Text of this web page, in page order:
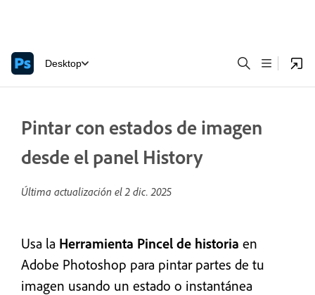
Desktop
Pintar con estados de imagen
desde el panel History
Última actualización el2 dic. 2025
Usa la Herramienta Pincel de historia en
Adobe Photoshop para pintar partes de tu
imagen usando un estado o instantánea